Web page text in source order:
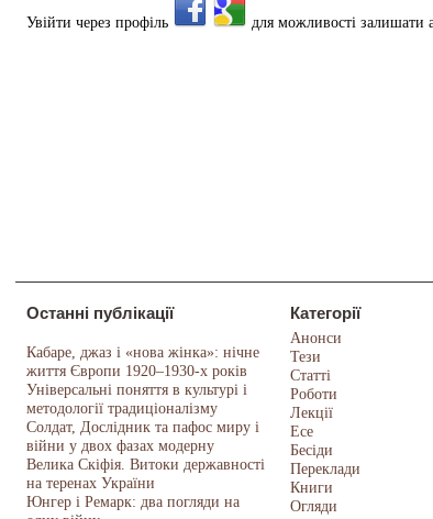
Увійти через профіль для можливості залишати
Останні публікації
Кабаре, джаз і «нова жінка»: нічне
життя Європи 1920–1930-х років
Універсальні поняття в культурі і
методології традиціоналізму
Солдат, Дослідник та пафос миру і
війни у двох фазах модерну
Велика Скіфія. Витоки державності
на теренах України
Юнгер і Ремарк: два погляди на
Категорії
Анонси
Тези
Статті
Роботи
Лекції
Есе
Бесіди
Переклади
Книги
Огляди